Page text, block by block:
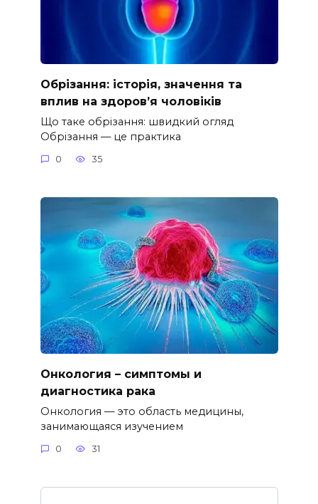
Обрізання: історія, значення та
вплив на здоров’я чоловіків
Що таке обрізання: швидкий огляд
Обрізання — це практика
0 35
Онкология – симптомы и
диагностика рака
Онкология — это область медицины,
занимающаяся изучением
0 31